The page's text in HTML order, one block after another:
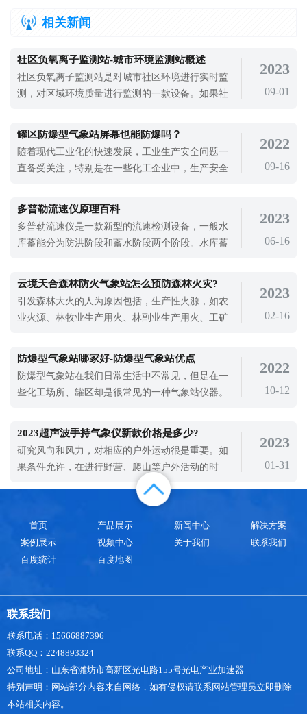
相关新闻
社区负氧离子监测站-城市环境监测站概述
社区负氧离子监测站是对城市社区环境进行实时监
测，对区域环境质量进行监测的一款设备。如果社
些植物的地方通常也是居民的交流空间和活动场
所。业主可以在业余时间散步、休息、打牌
2023
09-01
罐区防爆型气象站屏幕也能防爆吗？
随着现代工业化的快速发展，工业生产安全问题一
直备受关注，特别是在一些化工企业中，生产安全
防范，特别是在气象监测方面，更是不容忽视，恶
劣天气雷暴天气防范不当也会引起灾害，因此化工
厂特殊场所应使用特定的气象监测设备，
2022
09-16
多普勒流速仪原理百科
多普勒流速仪是一款新型的流速检测设备，一般水
库蓄能分为防洪阶段和蓄水阶段两个阶段。水库蓄
可以实时显示水库的实时水位和降雨量。通过对这
些数据的分析，我们可以了解水库当前的水位、蓄
水量和水库中的水容量，从而有效地管理水
2023
06-16
云境天合森林防火气象站怎么预防森林火灾?
引发森林大火的人为原因包括，生产性火源，如农
业火源、林牧业生产用火、林副业生产用火、工矿
炮、礼花等。这些都是引发森林火灾的人为原因，
而自然原因也是很多的，所以，为了预防森林大火
的发生，我们需要使用森林防火气象站。
2023
02-16
防爆型气象站哪家好-防爆型气象站优点
防爆型气象站在我们日常生活中不常见，但是在一
些化工场所、罐区却是很常见的一种气象站仪器。
油站、煤矿、化工厂、燃油库等高风险系数区域，
可实时监测室外气象要素数据，通过防爆气象站屏
幕显示气象数据，让管理者更直观地观察
2022
10-12
2023超声波手持气象仪新款价格是多少?
研究风向和风力，对相应的户外运动很是重要。如
果条件允许，在进行野营、爬山等户外活动的时
候，可以带一个风向风力表，或者是一款超声波手
持气象仪来查看区域内的风速风向。对风速风向的
们进行气象学研究，培养气象学知识。2023超声波
手持气象仪新款价格是多少?新款超声波手持
2023
01-31
首页 产品展示 新闻中心
解决方案
案例展示
视频中心 关于我们
联系我们
百度统计
百度地图
联系我们
联系电话：15666887396
联系QQ：2248893324
公司地址：山东省潍坊市高新区光电路155号光电产业加速器
特别声明：网站部分内容来自网络，如有侵权请联系网站管理员立即删除
本站相关内容。